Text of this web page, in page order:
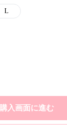
L
購入画面に進む